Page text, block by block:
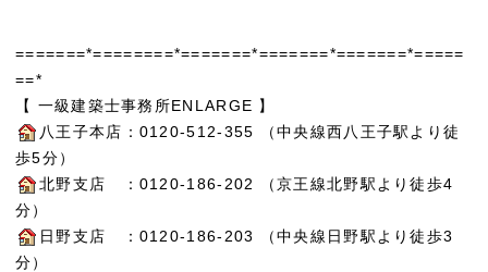
=======*========*=======*=======*=======*=====
==*
【 一級建築士事務所ENLARGE 】
八王子本店：0120-512-355 （中央線西八王子駅より徒
歩5分）
北野支店 ：0120-186-202 （京王線北野駅より徒歩4
分）
日野支店 ：0120-186-203 （中央線日野駅より徒歩3
分）